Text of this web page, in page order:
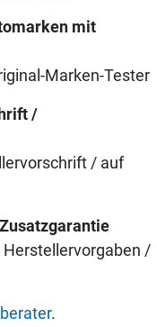
mit
Marken-Tester
/
/ auf
Herstellervorgaben /
.